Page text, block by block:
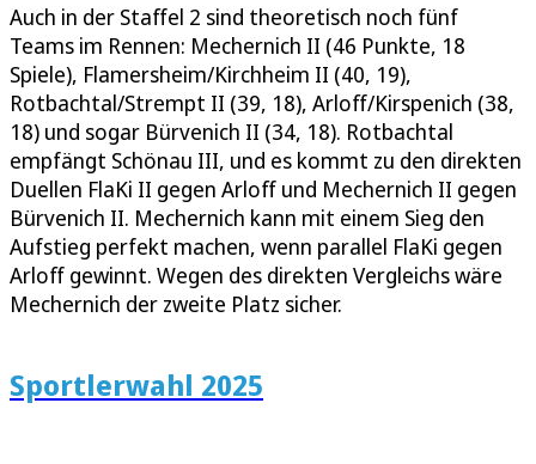
Auch in der Staffel 2 sind theoretisch noch fünf
Teams im Rennen: Mechernich II (46 Punkte, 18
Spiele), Flamersheim/Kirchheim II (40, 19),
Rotbachtal/Strempt II (39, 18), Arloff/Kirspenich (38,
18) und sogar Bürvenich II (34, 18). Rotbachtal
empfängt Schönau III, und es kommt zu den direkten
Duellen FlaKi II gegen Arloff und Mechernich II gegen
Bürvenich II. Mechernich kann mit einem Sieg den
Aufstieg perfekt machen, wenn parallel FlaKi gegen
Arloff gewinnt. Wegen des direkten Vergleichs wäre
Mechernich der zweite Platz sicher.
Sportlerwahl 2025